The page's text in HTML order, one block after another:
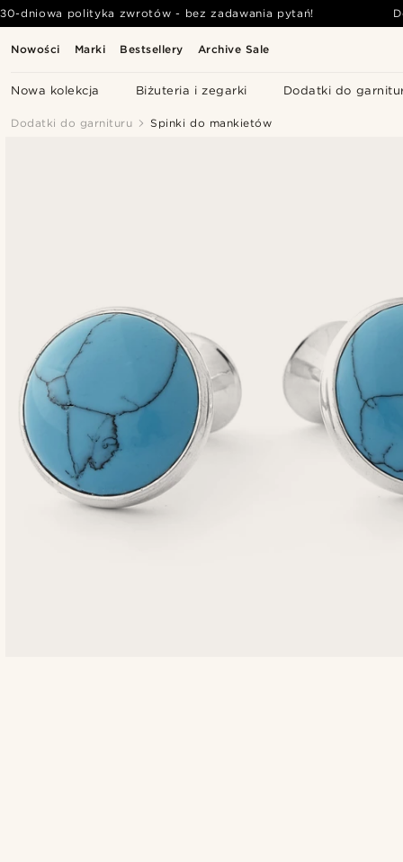
Nowości Marki Bestsellery Archive Sale
Nowa kolekcja Biżuteria i zegarki Dodatki do
30-dniowa polityka zwrotów - bez zadawania pytań!
Dodatki do garnituru Spinki do mankietów